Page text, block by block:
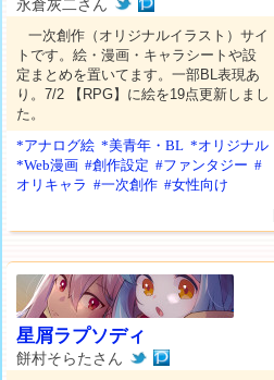
永倉灰二さん
一次創作（オリジナルイラスト）サイ
トです。絵・漫画・キャラシートや設
定まとめを置いてます。一部BL表現あ
り。7/2 【RPG】に絵を19点更新しまし
た。
*アナログ絵 *美青年・BL *オリジナル
*Web漫画 #創作設定 #ファンタジー #
オリキャラ #一次創作 #女性向け
星屑ラプソディ
餅村そらたさん